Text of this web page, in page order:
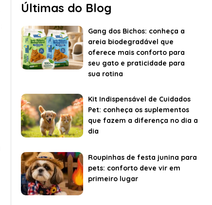
Últimas do Blog
Gang dos Bichos: conheça a
areia biodegradável que
oferece mais conforto para
seu gato e praticidade para
sua rotina
Kit Indispensável de Cuidados
Pet: conheça os suplementos
que fazem a diferença no dia a
dia
Roupinhas de festa junina para
pets: conforto deve vir em
primeiro lugar